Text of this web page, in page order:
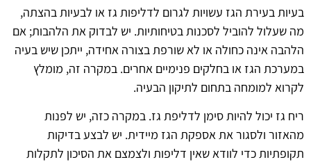
בעיות בעירת הגז עשויות לגרום לדליפות גז או לבעיות בהצתה,
מה שעלול להוביל לסכנות בטיחותיות. יש לבדוק את הלהבות; אם
הלהבה אינה כחולה או לא שורפת בצורה אחידה, ייתכן שיש בעיה
במערכת הגז או בחלקים פנימיים אחרים. במקרה זה, מומלץ
לקרוא למומחה בתחום לתיקון הבעיה.
ריח גז יכול להיות סימן לדליפת גז. במקרה כזה, יש לפנות
מהאזור ולסגור את אספקת הגז מיידית. יש לבצע בדיקות
תקופתיות כדי לוודא שאין דליפות ולצמצם את הסיכון לתקלות